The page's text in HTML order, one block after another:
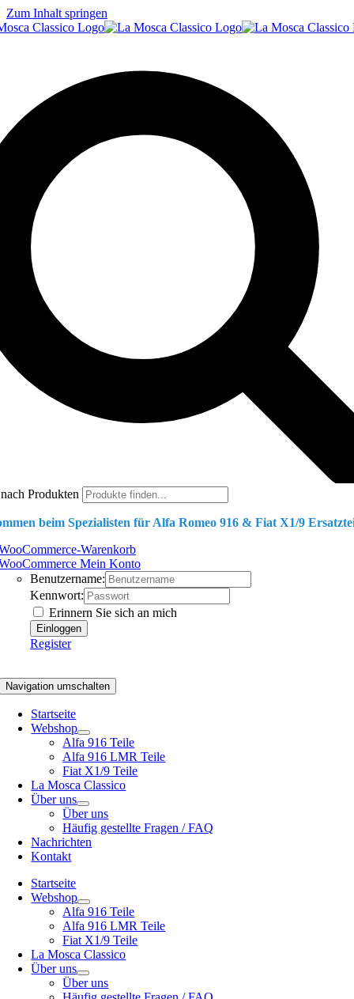
Zum Inhalt springen
Produkten
beim Spezialisten für Alfa Romeo 916 & Fiat X1/9
Warenkorb
Mein Konto
Benutzername:
Kennwort:
Erinnern Sie sich an mich
Register
Navigation umschalten
Startseite
Webshop
Alfa 916 Teile
Alfa 916 LMR Teile
Fiat X1/9 Teile
La Mosca Classico
Über uns
Über uns
Häufig gestellte Fragen / FAQ
Nachrichten
Kontakt
Startseite
Webshop
Alfa 916 Teile
Alfa 916 LMR Teile
Fiat X1/9 Teile
La Mosca Classico
Über uns
Über uns